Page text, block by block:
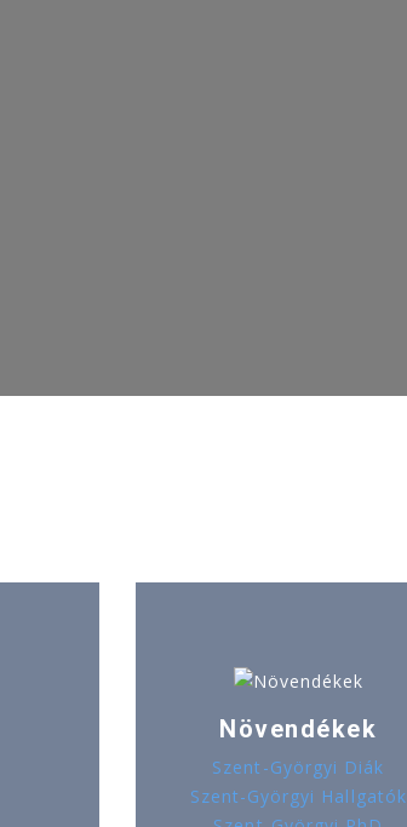
Növendékek
Szent-Györgyi Diák
Szent-Györgyi Hallgatók